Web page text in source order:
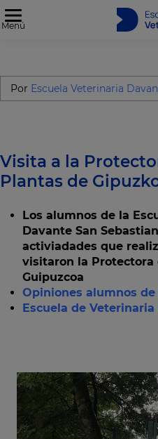
Menú
Por Escuela Veterinaria
Visita a la
Plantas de
Los alumnos de la
Davante San
activiadades que
visitaron la Protectora
Guipuzcoa
Opiniones alumnos
Escuela de